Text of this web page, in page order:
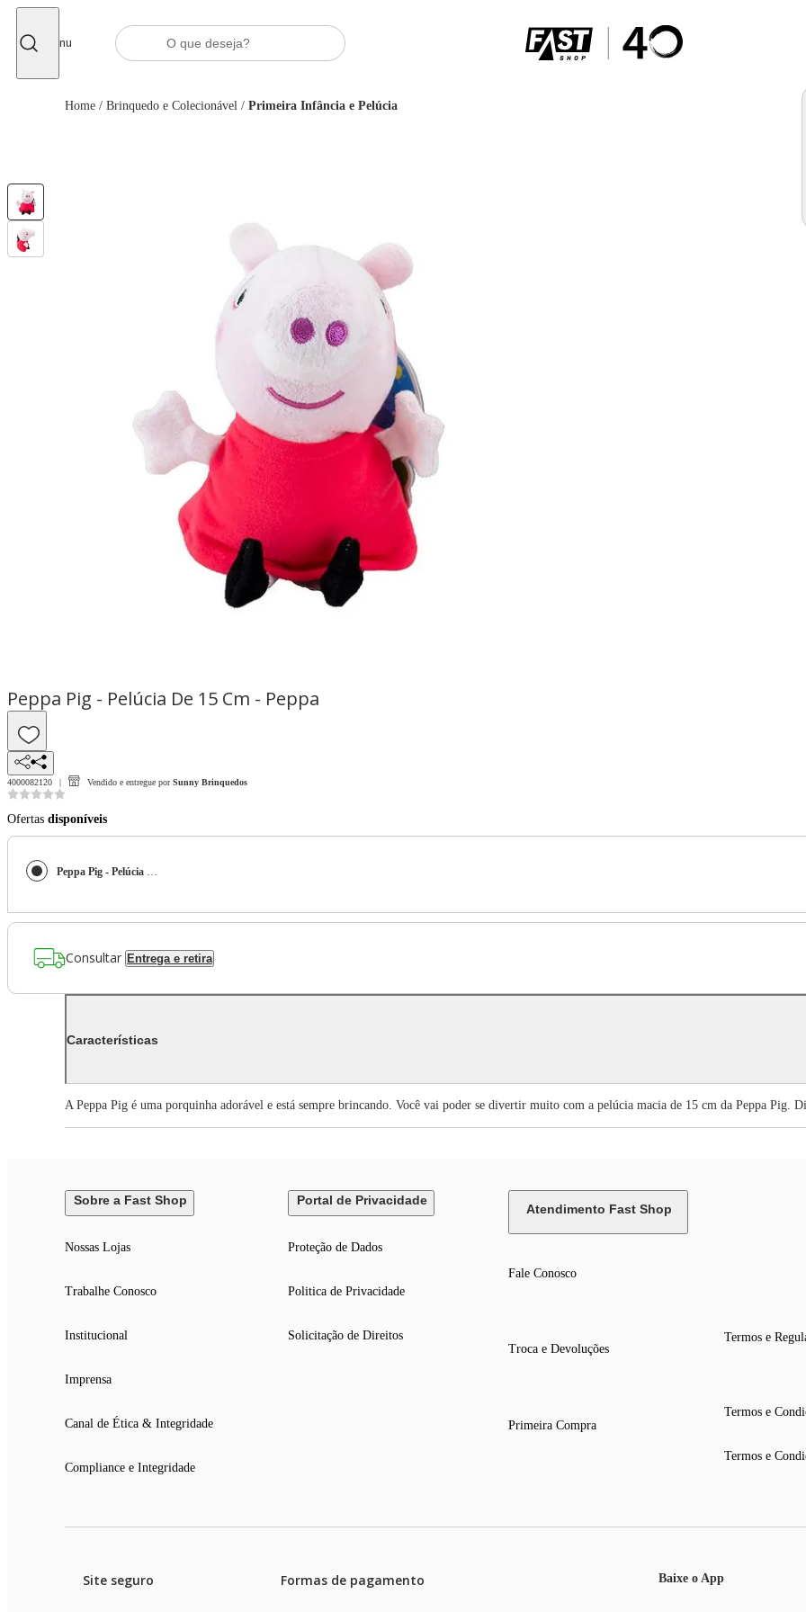
Menu
Home / Brinquedo e Colecionável / Primeira Infância e Pelúcia
Peppa Pig - Pelúcia De 15 Cm - Peppa
4000082120 Vendido e entregue por Sunny Brinquedos
Ofertas disponíveis
Peppa Pig - Pelúcia De 15 Cm - Peppa
Consultar Entrega e retira
Características
A Peppa Pig é uma porquinha adorável e está sempre brincando. Você vai poder se divertir muito com a pelúcia macia de 15 cm da Peppa Pig.
Sobre a Fast Shop
Nossas Lojas
Trabalhe Conosco
Institucional
Imprensa
Canal de Ética & Integridade
Compliance e Integridade
Portal de Privacidade
Proteção de Dados
Politica de Privacidade
Solicitação de Direitos
Atendimento Fast Shop
Fale Conosco
Troca e Devoluções
Primeira Compra
Termos e
Termos e
Termos e
Site seguro Formas de pagamento Baixe o App